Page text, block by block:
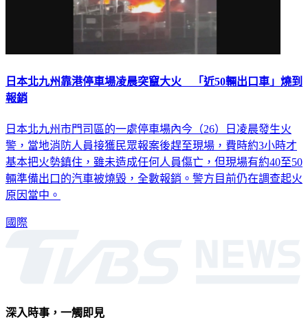
日本北九州靠港停車場凌晨突竄大火 「近50輛出口車」燒到
報銷
日本北九州市門司區的一處停車場內今（26）日凌晨發生火
警，當地消防人員接獲民眾報案後趕至現場，費時約3小時才
基本把火勢鎮住，雖未造成任何人員傷亡，但現場有約40至50
輛準備出口的汽車被燒毀，全數報銷。警方目前仍在調查起火
原因當中。
國際
深入時事，一觸即見